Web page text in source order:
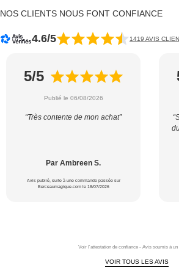
NOS CLIENTS NOUS FONT CONFIANCE
4.6/5 1419 AVIS
5/5
Publié le 06/08/2026
“Très contente de mon achat”
Par Ambreen S.
Avis publié, suite à une commande passée sur
Berceaumagique.com le 18/07/2026
Voir l'attestation de confiance - Avis soumis à un
VOIR TOUS LES AVIS